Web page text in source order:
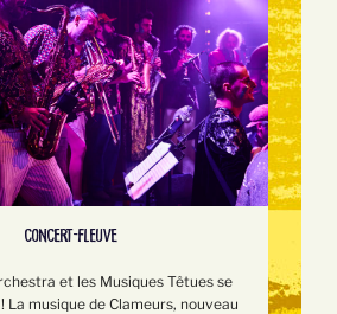
CONCERT-FLEUVE
et les Musiques Têtues se
La musique de Clameurs, nouveau